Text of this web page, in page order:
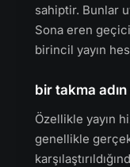
sahiptir. Bunlar
Sona eren
birincil yayın
bir takma adın
Özellikle yayın
genellikle